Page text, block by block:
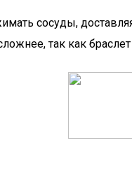
сосуды,
так как